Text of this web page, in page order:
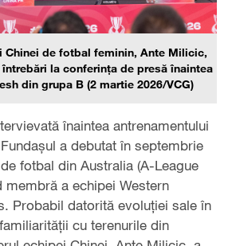
Chinei de fotbal feminin, Ante Milicic,
la conferința de presă înaintea
din grupa B (2 martie 2026/VCG)
înaintea antrenamentului
a debutat în septembrie
fotbal din Australia (A-League
membră a echipei Western
Probabil datorită evoluției sale în
cu terenurile din